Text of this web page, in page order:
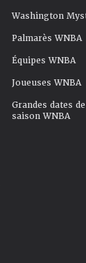
Washington
Palmarès WNBA
Équipes WNBA
Joueuses WNBA
Grandes dates
saison WNBA